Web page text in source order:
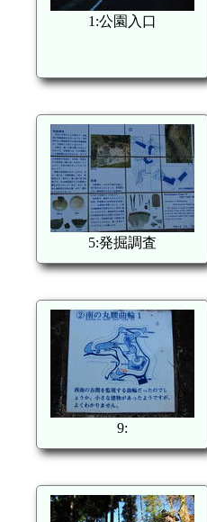
1:公園入口
5:発掘調査
9: